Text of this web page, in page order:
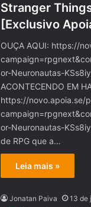
Stranger
[Exclusivo
OUÇA AQUI: https://
or-Neuronautas-
ACONTECENDO EM
https://novo.apoia.se/
or-Neuronautas-
de RPG que a…
Leia mais »
Jonatan Paiva 13 de